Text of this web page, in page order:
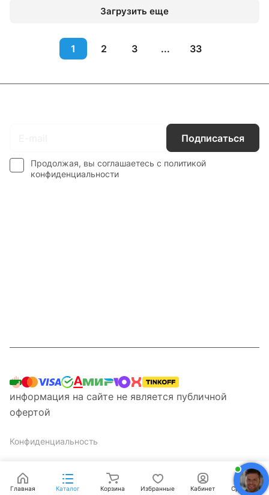
Загрузить еще
1 2 3 ... 33
Подписаться
Продолжая, вы соглашаетесь с политикой
конфиденциальности
информация на сайте не является публичной
офертой
Конфиденциальность
Главная Каталог Корзина Избранные Кабинет Сравнение